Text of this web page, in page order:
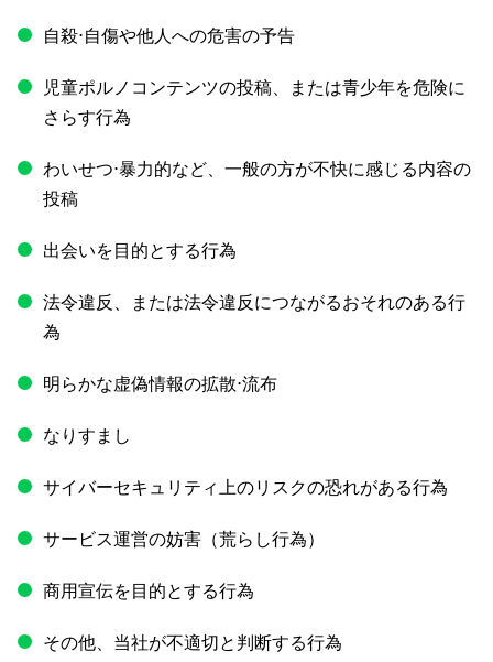
自殺⋅自傷や他人への危害の予告
児童ポルノコンテンツの投稿、または青少年を危険に
さらす行為
わいせつ⋅暴力的など、一般の方が不快に感じる内容の
投稿
出会いを目的とする行為
法令違反、または法令違反につながるおそれのある行
為
明らかな虚偽情報の拡散⋅流布
なりすまし
サイバーセキュリティ上のリスクの恐れがある行為
サービス運営の妨害（荒らし行為）
商用宣伝を目的とする行為
その他、当社が不適切と判断する行為